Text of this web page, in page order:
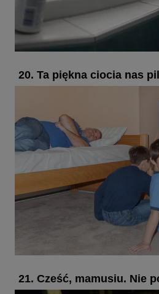
20. Ta piękna ciocia nas
21. Cześć, mamusiu. Nie